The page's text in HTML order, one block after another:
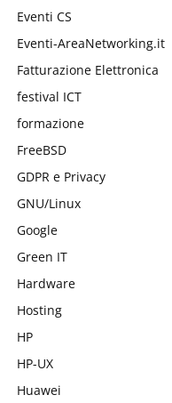
Eventi CS
Eventi-AreaNetworking.it
Fatturazione Elettronica
festival ICT
formazione
FreeBSD
GDPR e Privacy
GNU/Linux
Google
Green IT
Hardware
Hosting
HP
HP-UX
Huawei